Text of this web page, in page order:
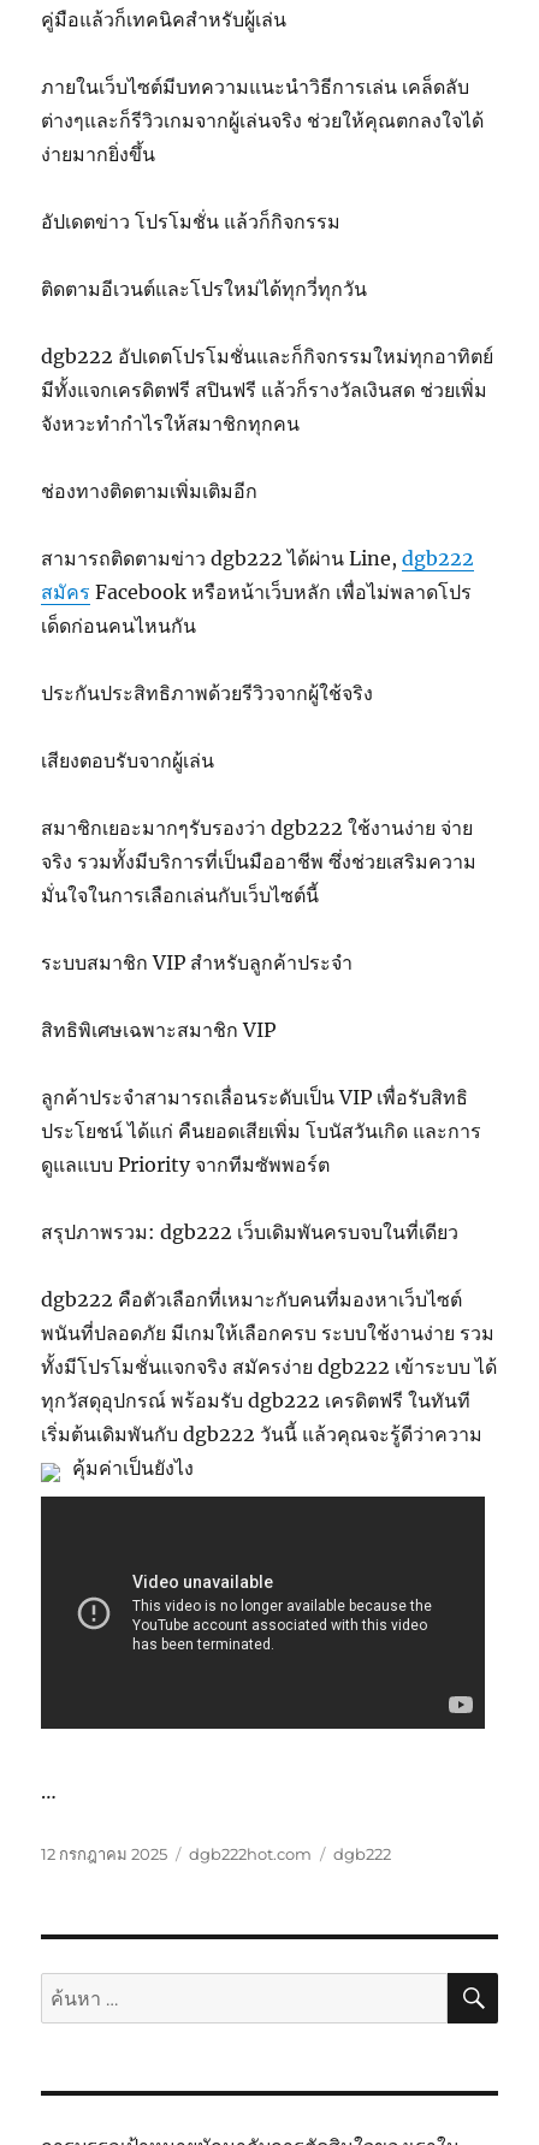
คู่มือแล้วก็เทคนิคสำหรับผู้เล่น
ภายในเว็บไซต์มีบทความแนะนำวิธีการเล่น เคล็ดลับ
ต่างๆและก็รีวิวเกมจากผู้เล่นจริง ช่วยให้คุณตกลงใจได้
ง่ายมากยิ่งขึ้น
อัปเดตข่าว โปรโมชั่น แล้วก็กิจกรรม
ติดตามอีเวนต์และโปรใหม่ได้ทุกวี่ทุกวัน
dgb222 อัปเดตโปรโมชั่นและก็กิจกรรมใหม่ทุกอาทิตย์
มีทั้งแจกเครดิตฟรี สปินฟรี แล้วก็รางวัลเงินสด ช่วยเพิ่ม
จังหวะทำกำไรให้สมาชิกทุกคน
ช่องทางติดตามเพิ่มเติมอีก
สามารถติดตามข่าว dgb222 ได้ผ่าน Line,dgb222
สมัคร Facebook หรือหน้าเว็บหลัก เพื่อไม่พลาดโปร
เด็ดก่อนคนไหนกัน
ประกันประสิทธิภาพด้วยรีวิวจากผู้ใช้จริง
เสียงตอบรับจากผู้เล่น
สมาชิกเยอะมากๆรับรองว่า dgb222 ใช้งานง่าย จ่าย
จริง รวมทั้งมีบริการที่เป็นมืออาชีพ ซึ่งช่วยเสริมความ
มั่นใจในการเลือกเล่นกับเว็บไซต์นี้
ระบบสมาชิก VIP สำหรับลูกค้าประจำ
สิทธิพิเศษเฉพาะสมาชิก VIP
ลูกค้าประจำสามารถเลื่อนระดับเป็น VIP เพื่อรับสิทธิ
ประโยชน์ ได้แก่ คืนยอดเสียเพิ่ม โบนัสวันเกิด และการ
ดูแลแบบ Priority จากทีมซัพพอร์ต
สรุปภาพรวม: dgb222 เว็บเดิมพันครบจบในที่เดียว
dgb222 คือตัวเลือกที่เหมาะกับคนที่มองหาเว็บไซต์
พนันที่ปลอดภัย มีเกมให้เลือกครบ ระบบใช้งานง่าย รวม
ทั้งมีโปรโมชั่นแจกจริง สมัครง่าย dgb222 เข้าระบบ ได้
ทุกวัสดุอุปกรณ์ พร้อมรับ dgb222 เครดิตฟรี ในทันที
เริ่มต้นเดิมพันกับ dgb222 วันนี้ แล้วคุณจะรู้ดีว่าความ
คุ้มค่าเป็นยังไง
…
เขียน
12 กรกฎาคม 2025
หมวด
dgb222hot.com
ป้าย
dgb222
ค้นหา: ค้น